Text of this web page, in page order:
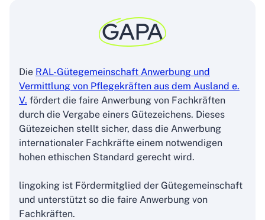
GAPA
Die RAL-Gütegemeinschaft Anwerbung und
Vermittlung von Pflegekräften aus dem Ausland e.
V. fördert die faire Anwerbung von Fachkräften
durch die Vergabe einers Gütezeichens. Dieses
Gütezeichen stellt sicher, dass die Anwerbung
internationaler Fachkräfte einem notwendigen
hohen ethischen Standard gerecht wird.
lingoking ist Fördermitglied der Gütegemeinschaft
und unterstützt so die faire Anwerbung von
Fachkräften.